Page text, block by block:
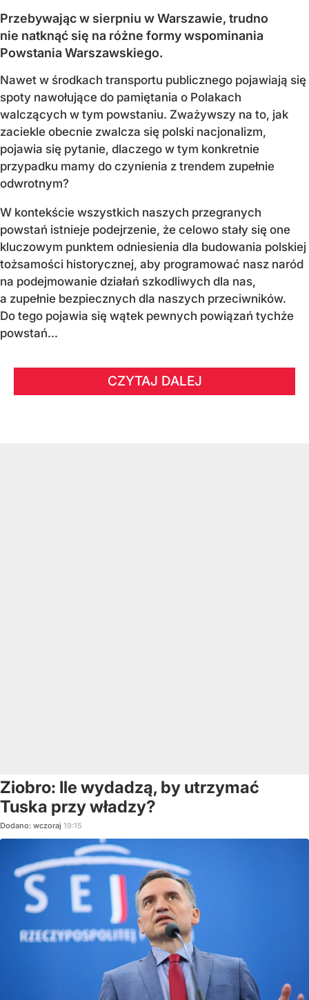
Przebywając w sierpniu w Warszawie, trudno
nie natknąć się na różne formy wspominania
Powstania Warszawskiego.
Nawet w środkach transportu publicznego pojawiają się
spoty nawołujące do pamiętania o Polakach
walczących w tym powstaniu. Zważywszy na to, jak
zaciekle obecnie zwalcza się polski nacjonalizm,
pojawia się pytanie, dlaczego w tym konkretnie
przypadku mamy do czynienia z trendem zupełnie
odwrotnym?
W kontekście wszystkich naszych przegranych
powstań istnieje podejrzenie, że celowo stały się one
kluczowym punktem odniesienia dla budowania polskiej
tożsamości historycznej, aby programować nasz naród
na podejmowanie działań szkodliwych dla nas,
a zupełnie bezpiecznych dla naszych przeciwników.
Do tego pojawia się wątek pewnych powiązań tychże
powstań...
CZYTAJ DALEJ
Ziobro: Ile wydadzą, by utrzymać
Tuska przy władzy?
Dodano: wczoraj 19:15